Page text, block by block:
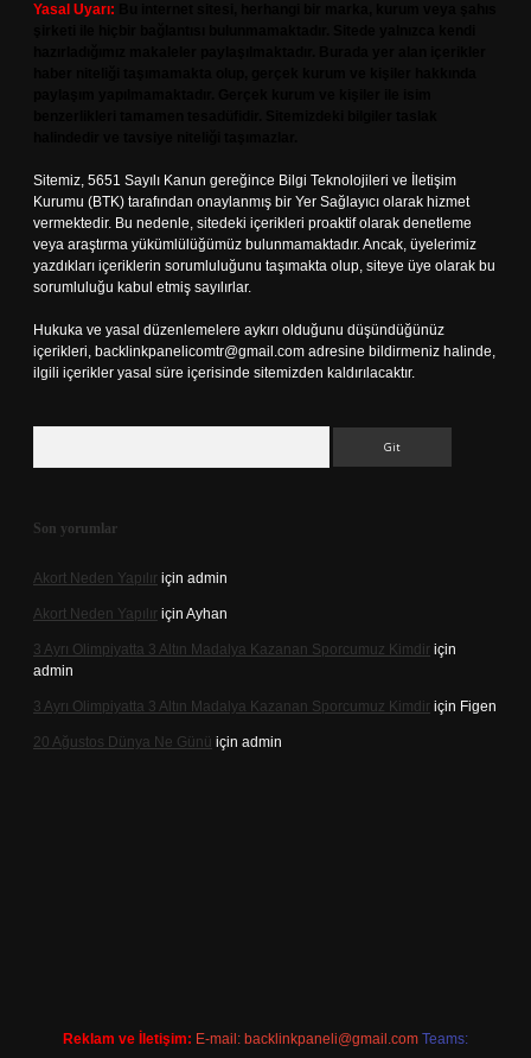
Yasal Uyarı:
Sitemiz, 5651 Sayılı Kanun gereğince Bilgi Teknolojileri ve İletişim
Kurumu (BTK) tarafından onaylanmış bir Yer Sağlayıcı olarak hizmet
vermektedir. Bu nedenle, sitedeki içerikleri proaktif olarak denetleme
veya araştırma yükümlülüğümüz bulunmamaktadır. Ancak, üyelerimiz
yazdıkları içeriklerin sorumluluğunu taşımakta olup, siteye üye olarak bu
sorumluluğu kabul etmiş sayılırlar.
Hukuka ve yasal düzenlemelere aykırı olduğunu düşündüğünüz
içerikleri, backlinkpanelicomtr@gmail.com adresine bildirmeniz halinde,
ilgili içerikler yasal süre içerisinde sitemizden kaldırılacaktır.
Son yorumlar
Akort Neden Yapılır için admin
Akort Neden Yapılır için Ayhan
3 Ayrı Olimpiyatta 3 Altın Madalya Kazanan Sporcumuz Kimdir için
admin
3 Ayrı Olimpiyatta 3 Altın Madalya Kazanan Sporcumuz Kimdir için Figen
20 Ağustos Dünya Ne Günü için admin
Reklam ve İletişim: E-mail: backlinkpaneli@gmail.com Teams: